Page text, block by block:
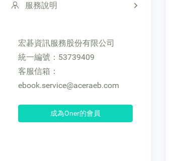
服務說明
宏碁資訊服務股份有限公司
統一編號：53739409
客服信箱：
ebook.service@aceraeb.com
成為Oner的會員